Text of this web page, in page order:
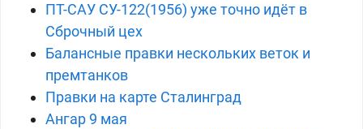
ПТ-САУ СУ-122(1956) уже точно идёт в
Сброчный цех
Балансные правки нескольких веток и
премтанков
Правки на карте Сталинград
Ангар 9 мая